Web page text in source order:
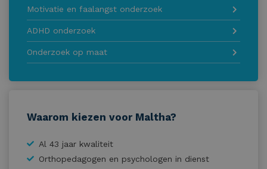
Motivatie en faalangst onderzoek
ADHD onderzoek
Onderzoek op maat
Waarom kiezen voor Maltha?
Al 43 jaar kwaliteit
Orthopedagogen en psychologen in dienst